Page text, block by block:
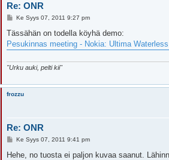
Re: ONR
V
e
t
Ke Syys 07, 2011 9:27 pm
Tässähän on todella köyhä demo:
Pesukinnas meeting - Nokia: Ultima
"Urku auki, pelti kii"
frozzu
Re: ONR
V
e
Ke Syys 07, 2011 9:41 pm
Hehe, no tuosta ei paljon kuvaa saanut.